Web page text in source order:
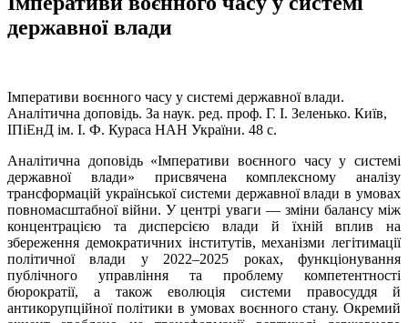
державної влади
Імперативи воєнного часу у системі державної влади.
Аналітична доповідь. За наук. ред. проф. Г. І. Зеленько. Київ,
ІПіЕнД ім. І. Ф. Кураса НАН України. 48 с.
Аналітична доповідь «Імперативи воєнного часу у системі
державної влади» присвячена комплексному аналізу
трансформацій української системи державної влади в умовах
повномасштабної війни. У центрі уваги — зміни балансу між
концентрацією та дисперсією влади й їхній вплив на
збереження демократичних інститутів, механізми легітимації
політичної влади у 2022–2025 роках, функціонування
публічного управління та проблему компетентності
бюрократії, а також еволюція системи правосуддя й
антикорупційної політики в умовах воєнного стану. Окремий